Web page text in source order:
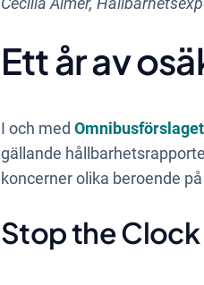
Ett år av
I och med Omnibusförslaget
gällande
koncerner olika beroende
Stop the